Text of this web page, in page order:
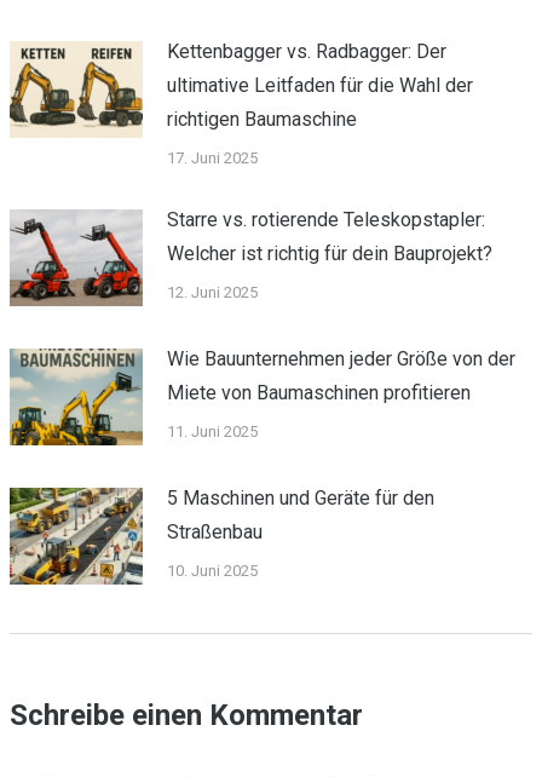
Kettenbagger vs. Radbagger: Der
ultimative Leitfaden für die Wahl der
richtigen Baumaschine
17. Juni 2025
Starre vs. rotierende Teleskopstapler:
Welcher ist richtig für dein Bauprojekt?
12. Juni 2025
Wie Bauunternehmen jeder Größe von der
Miete von Baumaschinen profitieren
11. Juni 2025
5 Maschinen und Geräte für den
Straßenbau
10. Juni 2025
Schreibe einen Kommentar